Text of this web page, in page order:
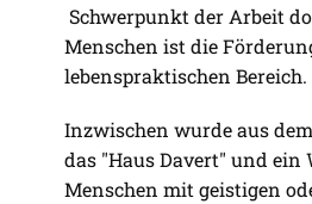
Schwerpunkt der Arbeit
Menschen ist die
lebenspraktischen Bereich.
Inzwischen wurde aus
das "Haus Davert" und ein
Menschen mit geistigen